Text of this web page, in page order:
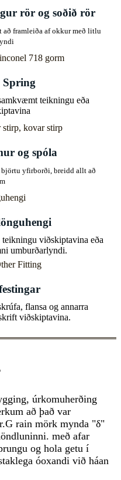
rör og soðið rör
að framleiða af okkur með litlu
Spring
teikningu eða
og spóla
björtu yfirborði, breidd allt að
viðskiptavina eða
umburðarlyndi.
flansa og annarra
viðskiptavina.
úrkomuherðing
að það var
rain mörk mynda "δ"
með afar
og hola getu í
óoxandi við háan